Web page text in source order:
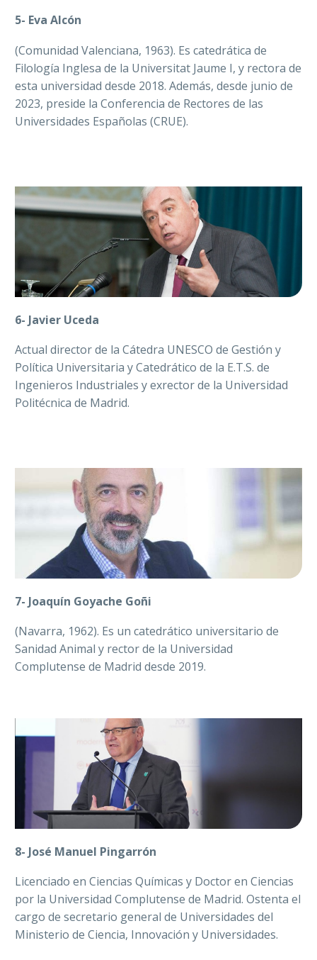
5- Eva Alcón
(Comunidad Valenciana, 1963). Es catedrática de
Filología Inglesa de la Universitat Jaume I, y rectora de
esta universidad desde 2018. Además, desde junio de
2023, preside la Conferencia de Rectores de las
Universidades Españolas (CRUE).
6- Javier Uceda
Actual director de la Cátedra UNESCO de Gestión y
Política Universitaria y Catedrático de la E.T.S. de
Ingenieros Industriales y exrector de la Universidad
Politécnica de Madrid.
7- Joaquín Goyache Goñi
(Navarra, 1962). Es un catedrático universitario de
Sanidad Animal y rector de la Universidad
Complutense de Madrid desde 2019.
8- José Manuel Pingarrón
Licenciado en Ciencias Químicas y Doctor en Ciencias
por la Universidad Complutense de Madrid. Ostenta el
cargo de secretario general de Universidades del
Ministerio de Ciencia, Innovación y Universidades.